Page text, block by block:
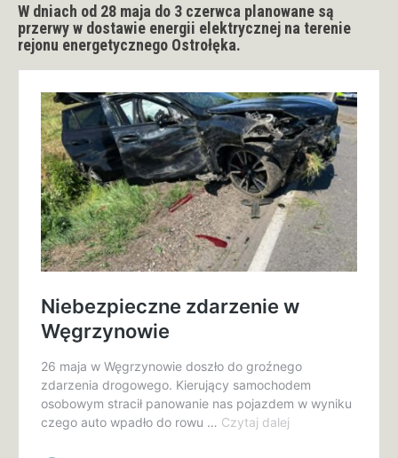
W dniach od 28 maja do 3 czerwca planowane są
przerwy w dostawie energii elektrycznej na terenie
rejonu energetycznego Ostrołęka.